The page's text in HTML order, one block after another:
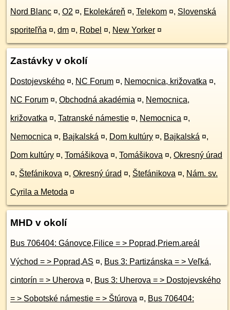
Nord Blanc ¤, O2 ¤, Ekolekáreň ¤, Telekom ¤, Slovenská
sporiteľňa ¤, dm ¤, Robel ¤, New Yorker ¤
Zastávky v okolí
Dostojevského ¤, NC Forum ¤, Nemocnica, križovatka ¤,
NC Forum ¤, Obchodná akadémia ¤, Nemocnica,
križovatka ¤, Tatranské námestie ¤, Nemocnica ¤,
Nemocnica ¤, Bajkalská ¤, Dom kultúry ¤, Bajkalská ¤,
Dom kultúry ¤, Tomášikova ¤, Tomášikova ¤, Okresný úrad
¤, Štefánikova ¤, Okresný úrad ¤, Štefánikova ¤, Nám. sv.
Cyrila a Metoda ¤
MHD v okolí
Bus 706404: Gánovce,Filice = > Poprad,Priem.areál
Východ = > Poprad,AS ¤, Bus 3: Partizánska = > Veľká,
cintorín = > Uherova ¤, Bus 3: Uherova = > Dostojevského
= > Sobotské námestie = > Štúrova ¤, Bus 706404: